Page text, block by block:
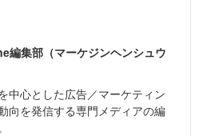
編集部（マーケジンヘンシュウ
中心とした広告／マーケティン
向を発信する専門メディアの編